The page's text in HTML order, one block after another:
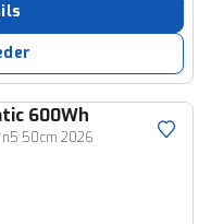
600Wh
50cm 2026